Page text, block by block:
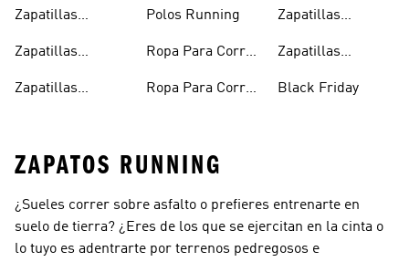
Zapatillas
Zapatillas
Zapatillas
Polos Running
Ropa Para Correr
Ropa Para Correr
Zapatillas
Oferta
Zapatillas
Black Friday
ZAPATOS RUNNING
¿Sueles correr sobre asfalto o prefieres entrenarte en
suelo de tierra? ¿Eres de los que se ejercitan en la cinta o
lo tuyo es adentrarte por terrenos pedregosos e